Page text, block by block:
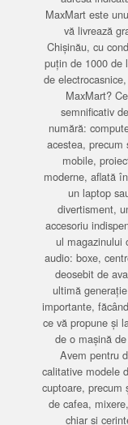
MaxMart este
vă livrează
Chișinău, cu
puțin de 1000 de
de
MaxMart?
semnificativ
numără:
acestea,
mobile,
moderne, aflată
un laptop
divertisment,
accesoriu
ul magazinului
audio: boxe,
deosebit de
ultimă
importante,
ce vă propune și
de o mașină
Avem pentru
calitative modele
cuptoare, precum
de cafea,
chiar și